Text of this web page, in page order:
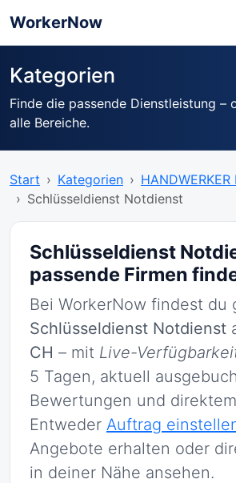
WorkerNow
Kategorien
Finde die passende Dienstleistung –
alle Bereiche.
Start Kategorien
Schlüsseldienst Notdienst
Schlüsseldienst
passende Firmen
Bei WorkerNow findest du
Schlüsseldienst Notdienst
CH – mit Live-
5 Tagen, aktuell
Bewertungen und
Entweder Auftrag
Angebote erhalten oder
in deiner Nähe ansehen.